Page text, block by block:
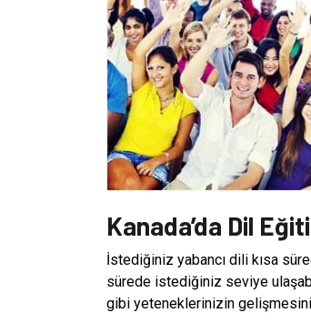
Kanada’da Dil
İstediğiniz yabancı dili kısa
sürede istediğiniz seviye
gibi yeteneklerinizin